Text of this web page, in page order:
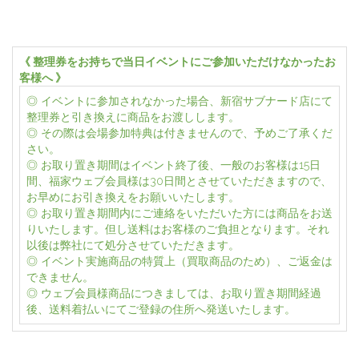
《 整理券をお持ちで当日イベントにご参加いただけなかったお
客様へ 》
◎ イベントに参加されなかった場合、新宿サブナード店にて
整理券と引き換えに商品をお渡しします。
◎ その際は会場参加特典は付きませんので、予めご了承くだ
さい。
◎ お取り置き期間はイベント終了後、一般のお客様は15日
間、福家ウェブ会員様は30日間とさせていただきますので、
お早めにお引き換えをお願いいたします。
◎ お取り置き期間内にご連絡をいただいた方には商品をお送
りいたします。但し送料はお客様のご負担となります。それ
以後は弊社にて処分させていただきます。
◎ イベント実施商品の特質上（買取商品のため）、ご返金は
できません。
◎ ウェブ会員様商品につきましては、お取り置き期間経過
後、送料着払いにてご登録の住所へ発送いたします。